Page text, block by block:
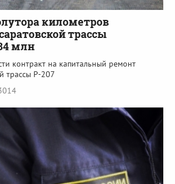
километров
трассы
млн
контракт на капитальный ремонт
трассы Р-207